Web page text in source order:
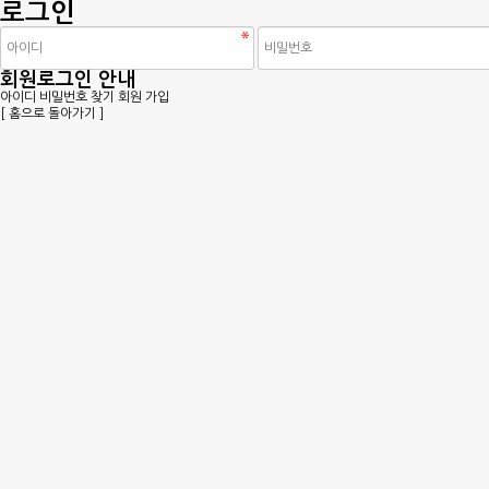
로그인
회원로그인 안내
아이디 비밀번호 찾기
회원 가입
[ 홈으로 돌아가기 ]